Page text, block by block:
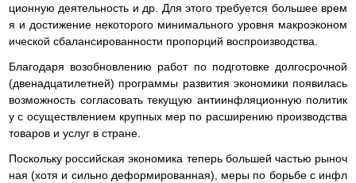
ционную деятельность и др. Для этого требуется большее врем
я и достижение некоторого минимального уровня макроэконом
ической сбалансированности пропорций воспроизводства.
Благодаря возобновлению работ по подготовке долгосрочной
(двенадцатилетней) программы развития экономики появилась
возможность согласовать текущую антиинфляционную политик
у с осуществлением крупных мер по расширению производства
товаров и услуг в стране.
Поскольку российская экономика теперь большей частью рыноч
ная (хотя и сильно деформированная), меры по борьбе с инфл